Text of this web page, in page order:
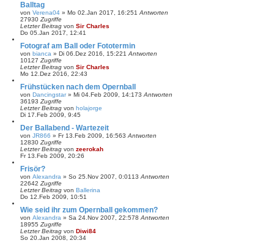
e
u
c
h
e
Balltag
von Verena04 » Mo 02.Jan 2017, 16:251 Antworten
27930 Zugriffe
Letzter Beitrag von Sir Charles
Do 05.Jan 2017, 12:41
Fotograf am Ball oder Fototermin
von bianca » Di 06.Dez 2016, 15:221 Antworten
10127 Zugriffe
Letzter Beitrag von Sir Charles
Mo 12.Dez 2016, 22:43
Frühstücken nach dem Opernball
von Dancingstar» Mi 04.Feb 2009, 14:173 Antworten
36193 Zugriffe
Letzter Beitrag von holajorge
Di 17.Feb 2009, 9:45
Der Ballabend - Wartezeit
von JR866 » Fr 13.Feb 2009, 16:563 Antworten
12830 Zugriffe
Letzter Beitrag von zeerokah
Fr 13.Feb 2009, 20:26
Frisör?
von Alexandra » So 25.Nov 2007, 0:01 13 Antworten
22642 Zugriffe
Letzter Beitrag von Ballerina
Do 12.Feb 2009, 10:51
Wie seid ihr zum Opernball gekommen?
von Alexandra » Sa 24.Nov 2007, 22:578 Antworten
18955 Zugriffe
Letzter Beitrag von Diwi84
So 20.Jan 2008, 20:34